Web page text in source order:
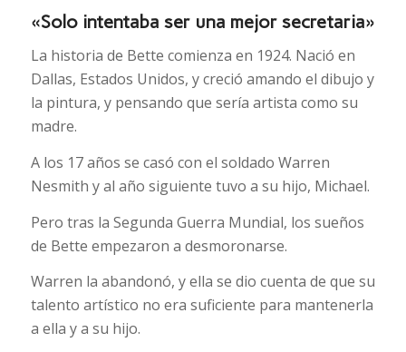
«Solo intentaba ser una mejor secretaria»
La historia de Bette comienza en 1924. Nació en
Dallas, Estados Unidos, y creció amando el dibujo y
la pintura, y pensando que sería artista como su
madre.
A los 17 años se casó con el soldado Warren
Nesmith y al año siguiente tuvo a su hijo, Michael.
Pero tras la Segunda Guerra Mundial, los sueños
de Bette empezaron a desmoronarse.
Warren la abandonó, y ella se dio cuenta de que su
talento artístico no era suficiente para mantenerla
a ella y a su hijo.